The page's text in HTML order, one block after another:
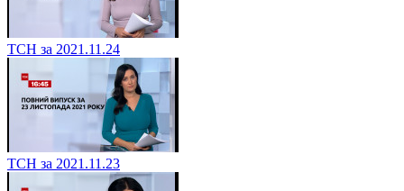
ТСН за 2021.11.24
ТСН за 2021.11.23